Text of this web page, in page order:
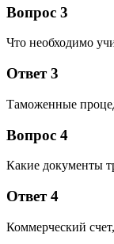
Вопрос 3
Что необходимо
Ответ 3
Таможенные
Вопрос 4
Какие документы
Ответ 4
Коммерческий